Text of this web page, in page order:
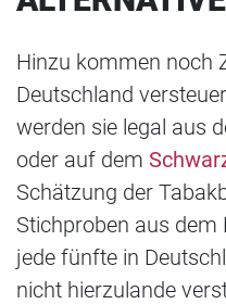
Hinzu kommen noch
Deutschland
werden sie legal aus
oder auf dem
Schätzung der
Stichproben aus dem
jede fünfte in
nicht hierzulande